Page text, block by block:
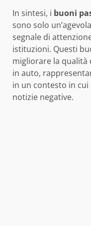
In sintesi, i buoni
sono solo
segnale di
istituzioni. Questi
migliorare la qualità
in auto,
in un contesto in
notizie negative.